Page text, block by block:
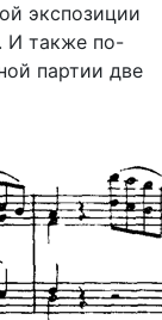
экспозиции
И также по-
партии две